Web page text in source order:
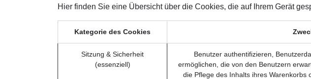
Hier finden Sie eine Übersicht über die Cookies, die auf Ihrem Gerät
Kategorie des Cookies
Sitzung & Sicherheit
(essenziell)
Benutzer authentifizieren,
ermöglichen, die von den Benutzern
die Pflege des Inhalts ihres Warenkorbs